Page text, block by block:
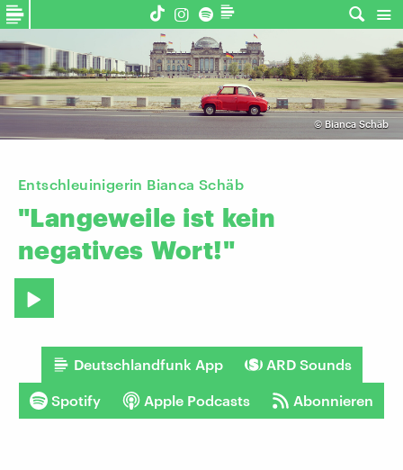
© Bianca Schäb
Entschleuinigerin Bianca Schäb
"Langeweile ist kein
negatives Wort!"
Deutschlandfunk App ARD Sounds
Spotify Apple Podcasts Abonnieren